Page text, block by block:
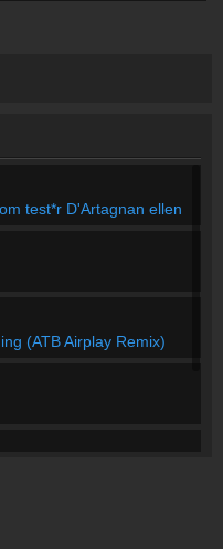
test*r D'Artagnan ellen
(ATB Airplay Remix)